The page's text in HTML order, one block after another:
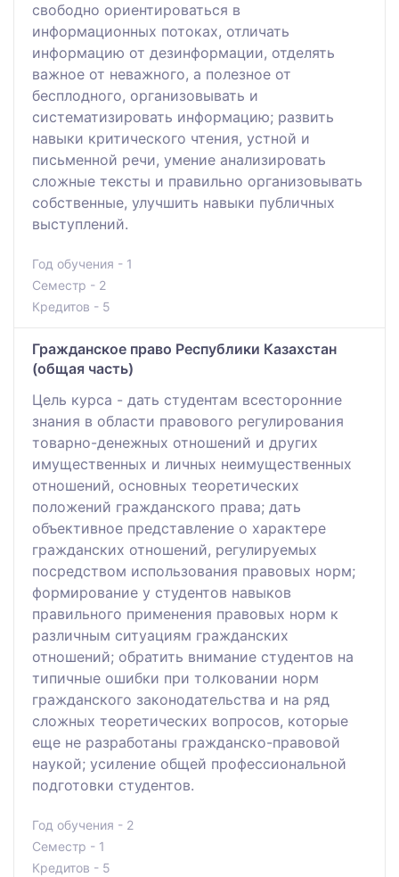
свободно ориентироваться в
информационных потоках, отличать
информацию от дезинформации, отделять
важное от неважного, а полезное от
бесплодного, организовывать и
систематизировать информацию; развить
навыки критического чтения, устной и
письменной речи, умение анализировать
сложные тексты и правильно организовывать
собственные, улучшить навыки публичных
выступлений.
Год обучения - 1
Семестр - 2
Кредитов - 5
Гражданское право Республики Казахстан
(общая часть)
Цель курса - дать студентам всесторонние
знания в области правового регулирования
товарно-денежных отношений и других
имущественных и личных неимущественных
отношений, основных теоретических
положений гражданского права; дать
объективное представление о характере
гражданских отношений, регулируемых
посредством использования правовых норм;
формирование у студентов навыков
правильного применения правовых норм к
различным ситуациям гражданских
отношений; обратить внимание студентов на
типичные ошибки при толковании норм
гражданского законодательства и на ряд
сложных теоретических вопросов, которые
еще не разработаны гражданско-правовой
наукой; усиление общей профессиональной
подготовки студентов.
Год обучения - 2
Семестр - 1
Кредитов - 5